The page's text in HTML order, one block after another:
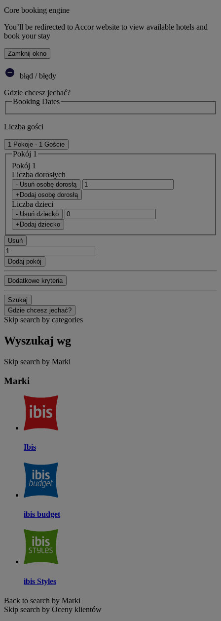
Core booking engine
You’ll be redirected to Accor website to view available hotels and
book your stay
Zamknij okno
błąd / błędy
Gdzie chcesz jechać?
Booking Dates
Liczba gości
1 Pokoje - 1 Goście
Pokój 1
Pokój 1
Liczba dorosłych
- Usuń osobę dorosłą
+Dodaj osobę dorosłą
Liczba dzieci
- Usuń dziecko
+Dodaj dziecko
Usuń
Dodaj pokój
Dodatkowe kryteria
Szukaj
Gdzie chcesz jechać?
Skip search by categories
Wyszukaj wg
Skip search by Marki
Marki
Ibis
ibis budget
ibis Styles
Back to search by Marki
Skip search by Oceny klientów